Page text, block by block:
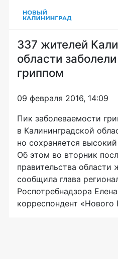
337 жителей
области
гриппом
09 февраля 2016, 14:09
Пик заболеваемости
в Калининградской
но сохраняется
Об этом во вторник
правительства области
сообщила глава
Роспотребнадзора
корреспондент «Нового